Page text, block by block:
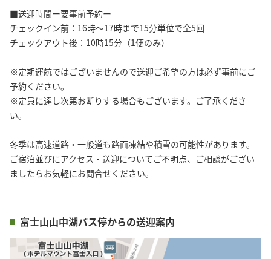
■送迎時間ー要事前予約ー
チェックイン前：16時～17時まで15分単位で全5回
チェックアウト後：10時15分（1便のみ）
※定期運航ではございませんので送迎ご希望の方は必ず事前にご
予約ください。
※定員に達し次第お断りする場合もございます。ご了承くださ
い。
冬季は高速道路・一般道も路面凍結や積雪の可能性があります。
ご宿泊並びにアクセス・送迎についてご不明点、ご相談がござい
ましたらお気軽にお問合せください。
富士山山中湖バス停からの送迎案内